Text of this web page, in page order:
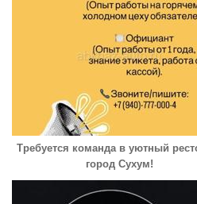
Требуется команда в уютный
город Сухум!